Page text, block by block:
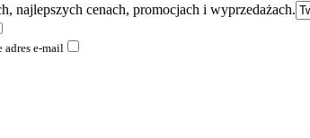
najlepszych cenach, promocjach i wyprzedażach.
adres e-mail